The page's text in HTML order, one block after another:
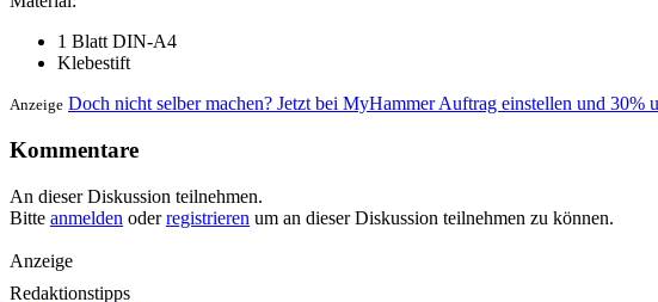
1 Blatt DIN-A4
Klebestift
Anzeige Doch nicht selber machen? Jetzt bei MyHammer Auftrag einstellen und 30%
Kommentare
An dieser Diskussion teilnehmen.
Bitte anmelden oderregistrieren um an dieser Diskussion teilnehmen zu können.
Anzeige
Redaktionstipps